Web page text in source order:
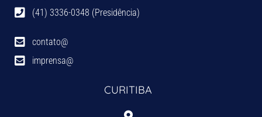
(41) 3336-0348 (Presidência)
contato@
imprensa@
CURITIBA